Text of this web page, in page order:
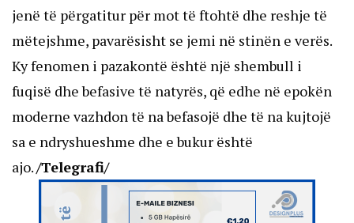
jenë të përgatitur për mot të ftohtë dhe reshje të
mëtejshme, pavarësisht se jemi në stinën e verës.
Ky fenomen i pazakontë është një shembull i
fuqisë dhe befasive të natyrës, që edhe në epokën
moderne vazhdon të na befasojë dhe të na kujtojë
sa e ndryshueshme dhe e bukur është
ajo./Telegrafi/